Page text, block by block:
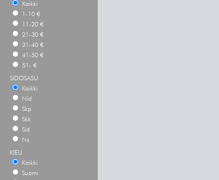
Kaikki
1-10 €
11-20 €
21-30 €
31-40 €
41-50 €
51- €
SIDOSASU
Kaikki
Nid
Skp
Skk
Sid
Ns
KIELI
Kaikki
Suomi